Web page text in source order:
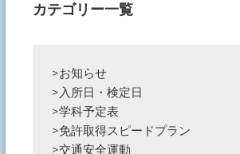
カテゴリー一覧
>お知らせ
>入所日・検定日
>学科予定表
>免許取得スピードプラン
>交通安全運動